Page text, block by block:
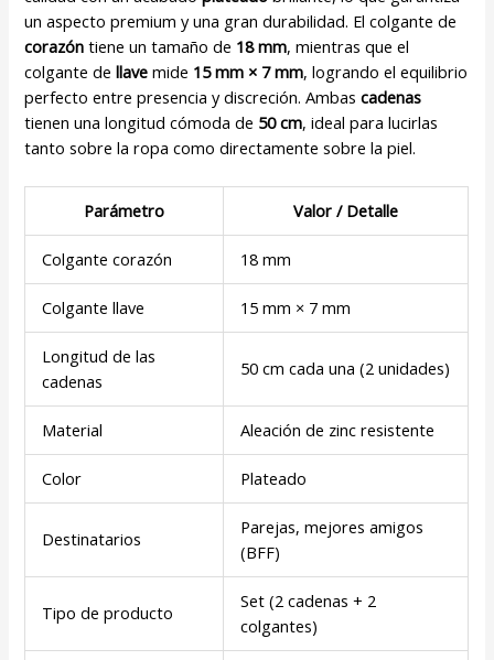
un aspecto premium y una gran durabilidad. El colgante de
corazón tiene un tamaño de 18 mm, mientras que el
colgante dellave mide 15 mm × 7 mm, logrando el equilibrio
perfecto entre presencia y discreción. Ambascadenas
tienen una longitud cómoda de 50 cm, ideal para lucirlas
tanto sobre la ropa como directamente sobre la piel.
Parámetro Valor / Detalle
Colgante corazón 18 mm
Colgante llave 15 mm × 7 mm
Longitud de las
cadenas
50 cm cada una (2 unidades)
Material Aleación de zinc resistente
Color Plateado
Destinatarios
Parejas, mejores amigos
(BFF)
Tipo de producto
Set (2 cadenas + 2
colgantes)